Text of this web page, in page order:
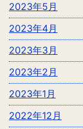
2023年5月
2023年4月
2023年3月
2023年2月
2023年1月
2022年12月